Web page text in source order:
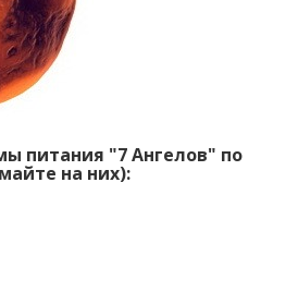
питания "7 Ангелов" по
на них):